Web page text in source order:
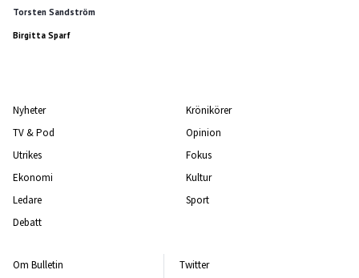
Torsten Sandström
Birgitta Sparf
Nyheter
TV & Pod
Utrikes
Ekonomi
Ledare
Debatt
Krönikörer
Opinion
Fokus
Kultur
Sport
Om Bulletin Twitter